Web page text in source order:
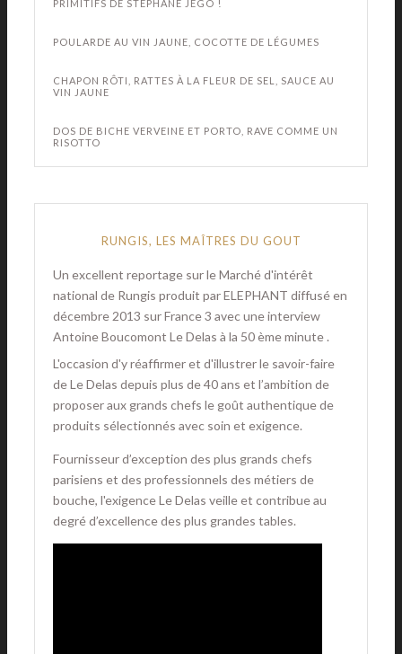
PRIMITIFS DE STÉPHANE JEGO !
POULARDE AU VIN JAUNE, COCOTTE DE LÉGUMES
CHAPON RÔTI, RATTES À LA FLEUR DE SEL, SAUCE AU
VIN JAUNE
DOS DE BICHE VERVEINE ET PORTO, RAVE COMME UN
RISOTTO
RUNGIS, LES MAÎTRES DU GOUT
Un excellent reportage sur le Marché d'intérêt
national de Rungis produit par ELEPHANT diffusé en
décembre 2013 sur France 3 avec une interview
Antoine Boucomont Le Delas à la 50 ème minute .
L'occasion d'y réaffirmer et d'illustrer le savoir-faire
de Le Delas depuis plus de 40 ans et l’ambition de
proposer aux grands chefs le goût authentique de
produits sélectionnés avec soin et exigence.
Fournisseur d’exception des plus grands chefs
parisiens et des professionnels des métiers de
bouche, l'exigence Le Delas veille et contribue au
degré d’excellence des plus grandes tables.